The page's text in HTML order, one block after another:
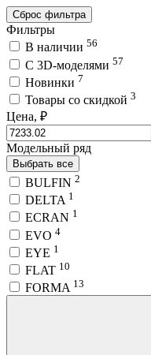
Сброс фильтра
Фильтры
В наличии 56
C 3D-моделями 57
Новинки 7
Товары со скидкой 3
Цена, ₽
Модельный ряд
Выбрать все
BULFIN 2
DELTA 1
ECRAN 1
EVO 4
EYE 1
FLAT 10
FORMA 13